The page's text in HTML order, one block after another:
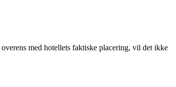
med hotellets faktiske placering, vil det ikke